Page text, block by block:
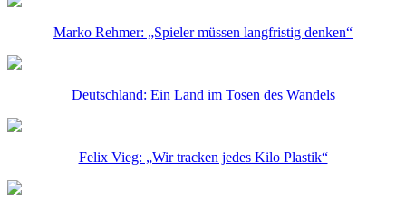
Marko Rehmer: „Spieler müssen langfristig denken“
Deutschland: Ein Land im Tosen des Wandels
Felix Vieg: „Wir tracken jedes Kilo Plastik“